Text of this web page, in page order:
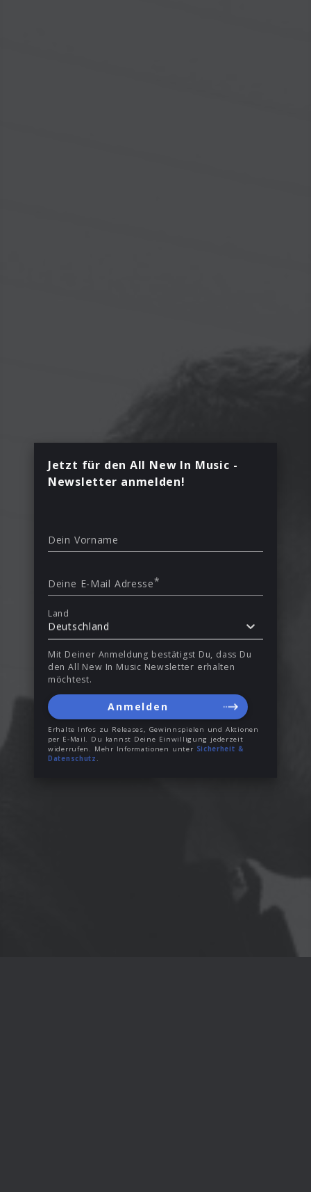
Jetzt für den All New In Music -
Newsletter anmelden!
Dein Vorname
Deine E-Mail Adresse*
Land
Deutschland
Mit Deiner Anmeldung bestätigst Du, dass Du
den All New In Music Newsletter erhalten
möchtest.
Anmelden
Erhalte Infos zu Releases, Gewinnspielen und Aktionen
per E-Mail. Du kannst Deine Einwilligung jederzeit
widerrufen. Mehr Informationen unter Sicherheit &
Datenschutz .